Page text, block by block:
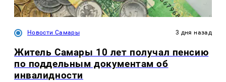
Новости Самары 3 дня назад
Житель Самары 10 лет получал пенсию
по поддельным документам об
инвалидности